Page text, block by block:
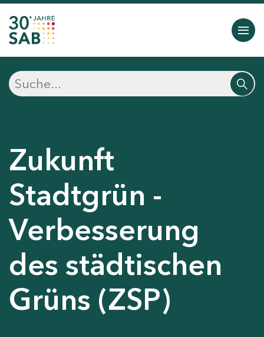
Zukunft
Stadtgrün -
Verbesserung
des städtischen
Grüns (ZSP)